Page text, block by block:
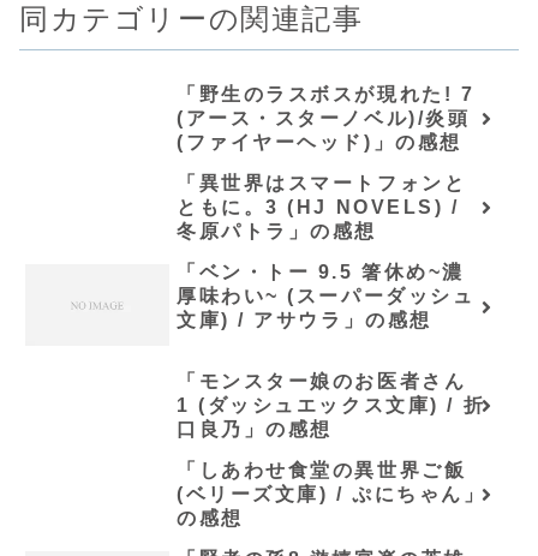
同カテゴリーの関連記事
「野生のラスボスが現れた! 7
(アース・スターノベル)/炎頭
(ファイヤーヘッド)」の感想
「異世界はスマートフォンと
ともに。3 (HJ NOVELS) /
冬原パトラ」の感想
「ベン・トー 9.5 箸休め~濃
厚味わい~ (スーパーダッシュ
文庫) / アサウラ」の感想
「モンスター娘のお医者さん
1 (ダッシュエックス文庫) / 折
口良乃」の感想
「しあわせ食堂の異世界ご飯
(ベリーズ文庫) / ぷにちゃん」
の感想